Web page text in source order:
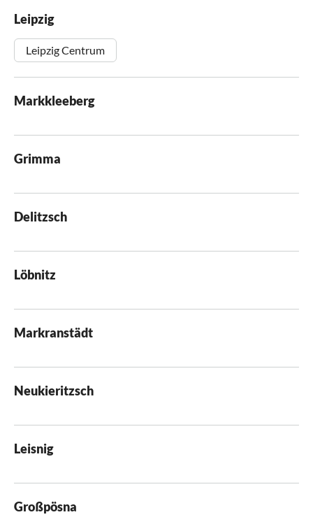
Leipzig
Leipzig Centrum
Markkleeberg
Grimma
Delitzsch
Löbnitz
Markranstädt
Neukieritzsch
Leisnig
Großpösna